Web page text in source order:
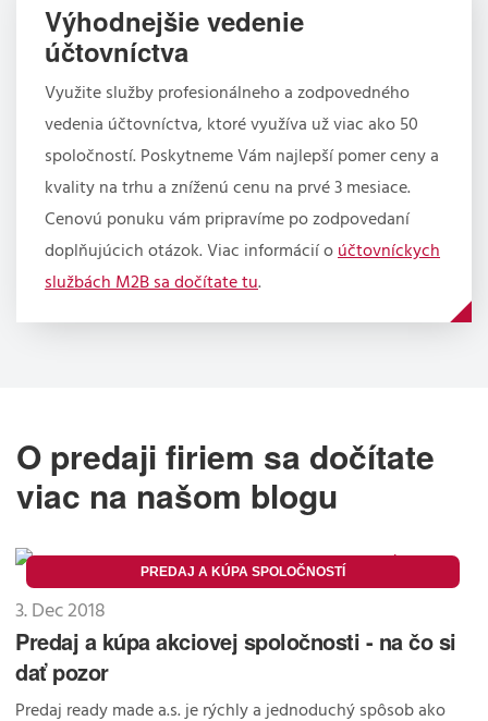
Výhodnejšie vedenie
účtovníctva
Využite služby profesionálneho a zodpovedného
vedenia účtovníctva, ktoré využíva už viac ako 50
spoločností. Poskytneme Vám najlepší pomer ceny a
kvality na trhu a zníženú cenu na prvé 3 mesiace.
Cenovú ponuku vám pripravíme po zodpovedaní
doplňujúcich otázok. Viac informácií o účtovníckych
službách M2B sa dočítate tu.
O predaji firiem sa dočítate
viac na našom blogu
PREDAJ A KÚPA SPOLOČNOSTÍ
3. Dec 2018
Predaj a kúpa akciovej spoločnosti - na čo si
dať pozor
Predaj ready made a.s. je rýchly a jednoduchý spôsob ako